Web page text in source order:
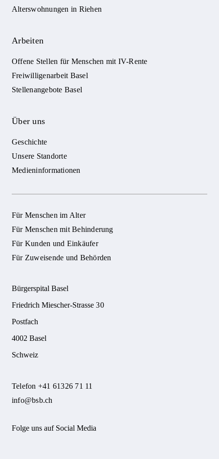
Alterswohnungen in Riehen
Arbeiten
Offene Stellen für Menschen mit IV-Rente
Freiwilligenarbeit Basel
Stellenangebote Basel
Über uns
Geschichte
Unsere Standorte
Medieninformationen
Für Menschen im Alter
Für Menschen mit Behinderung
Für Kunden und Einkäufer
Für Zuweisende und Behörden
Bürgerspital Basel
Friedrich Miescher-Strasse 30
Postfach
4002 Basel
Schweiz
Telefon +41 61326 71 11
info@bsb.ch
Folge uns auf Social Media